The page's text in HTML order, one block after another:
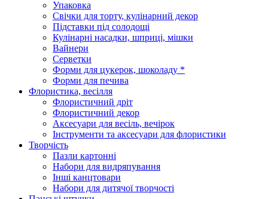
Упаковка
Свічки для торту, кулінарний декор
Підставки під солодощі
Кулінарні насадки, шприці, мішки
Вайнери
Серветки
Форми для цукерок, шоколаду *
Форми для печива
Флористика, весілля
Флористичний дріт
Флористичний декор
Аксесуари для весіль, вечірок
Інструменти та аксесуари для флористики
Творчість
Пазли картонні
Набори для видряпування
Інші канцтовари
Набори для дитячої творчості